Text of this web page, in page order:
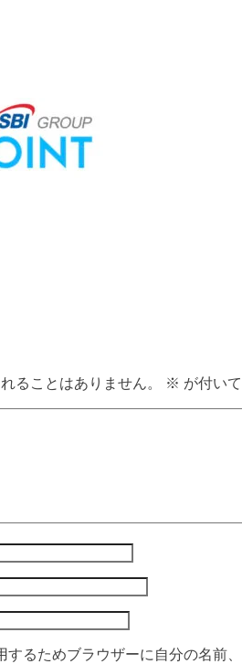
ることはありません。 ※ が付い
するためブラウザーに自分の名前